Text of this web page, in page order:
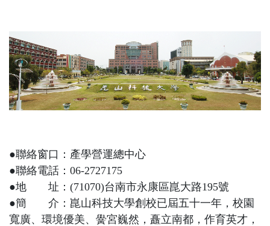
●聯絡窗口：產學營運總中心
●聯絡電話： 06-2727175
●地 址： (71070)台南市永康區崑大路195號
●簡 介：崑山科技大學創校已屆五十一年，校園
寬廣、環境優美、黌宮巍然，矗立南都，作育英才，